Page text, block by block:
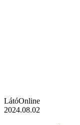
LátóOnline
2024.08.02